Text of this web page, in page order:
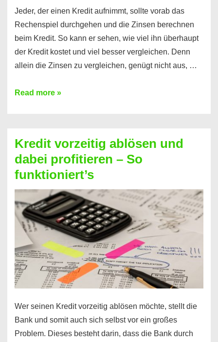
Jeder, der einen Kredit aufnimmt, sollte vorab das
Rechenspiel durchgehen und die Zinsen berechnen
beim Kredit. So kann er sehen, wie viel ihn überhaupt
der Kredit kostet und viel besser vergleichen. Denn
allein die Zinsen zu vergleichen, genügt nicht aus, …
Ganz
Kredit
berechnen
–
Mit
diesen
Regeln!
Read more »
Kredit vorzeitig ablösen und
dabei profitieren – So
funktioniert’s
Wer seinen Kredit vorzeitig ablösen möchte, stellt die
Bank und somit auch sich selbst vor ein großes
Problem. Dieses besteht darin, dass die Bank durch